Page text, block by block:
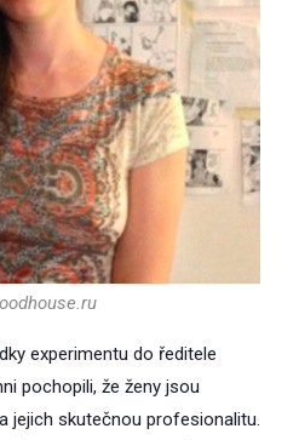
experimentu do ředitele
pochopili, že ženy jsou
jejich skutečnou profesionalitu.